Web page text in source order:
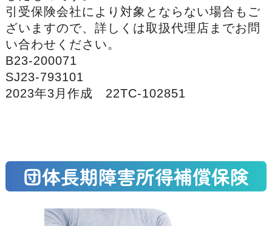
引受保険会社により対象とならない場合もご
ざいますので、詳しくは取扱代理店までお問
い合わせください。
B23-200071
SJ23-793101
2023年3月作成 22TC-102851
団体長期障害所得補償保険